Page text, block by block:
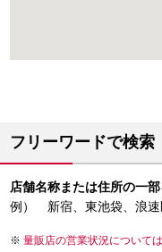
フリーワードで検索
店舗名称または住所の一
例） 新宿、東池袋、浪速
量販店の営業状況について